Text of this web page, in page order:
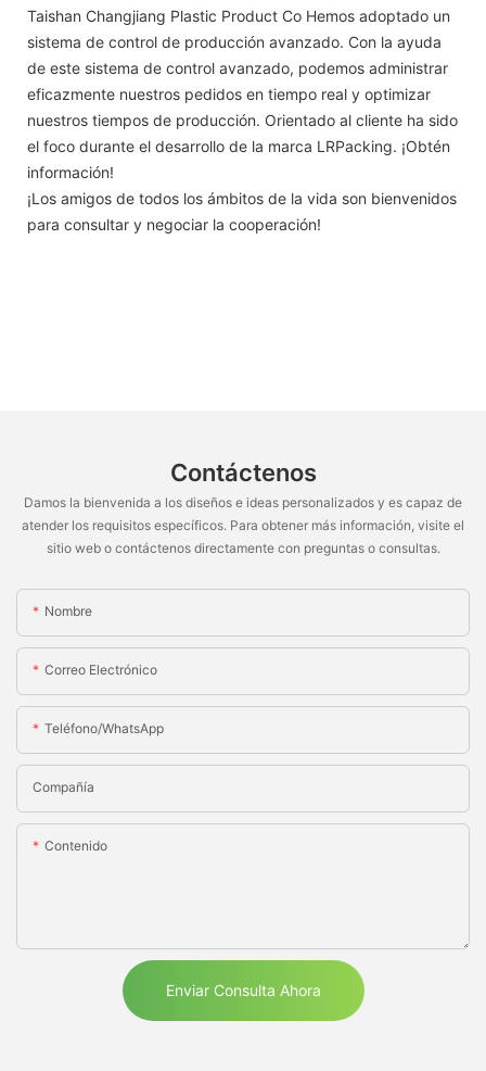
Taishan Changjiang Plastic Product Co Hemos adoptado un
sistema de control de producción avanzado. Con la ayuda
de este sistema de control avanzado, podemos administrar
eficazmente nuestros pedidos en tiempo real y optimizar
nuestros tiempos de producción. Orientado al cliente ha sido
el foco durante el desarrollo de la marca LRPacking. ¡Obtén
información!
¡Los amigos de todos los ámbitos de la vida son bienvenidos
para consultar y negociar la cooperación!
Contáctenos
Damos la bienvenida a los diseños e ideas personalizados y es capaz de
atender los requisitos específicos. Para obtener más información, visite el
sitio web o contáctenos directamente con preguntas o consultas.
Nombre
Correo Electrónico
Teléfono/WhatsApp
Compañía
Contenido
Enviar Consulta Ahora